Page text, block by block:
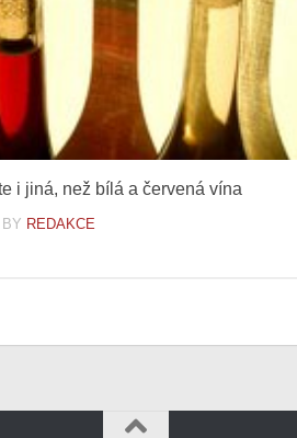
i jiná, než bílá a červená vína
REDAKCE